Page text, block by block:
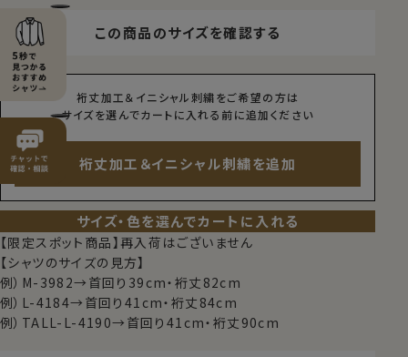
この商品のサイズを確認する
裄丈加工＆イニシャル刺繍をご希望の方は
サイズを選んでカートに入れる前に追加ください
裄丈加工＆イニシャル刺繍を追加
サイズ・色を選んでカートに入れる
【限定スポット商品】再入荷はございません
【シャツのサイズの見方】
例）M-3982→首回り39cm・裄丈82cm
例）L-4184→首回り41cm・裄丈84cm
例）TALL-L-4190→首回り41cm・裄丈90cm